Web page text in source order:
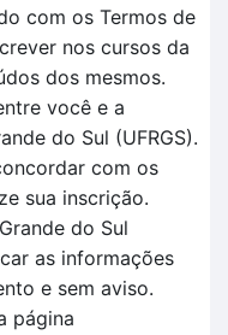
com os Termos de
nos cursos da
dos mesmos.
você e a
do Sul (UFRGS).
com os
sua inscrição.
do Sul
as informações
e sem aviso.
página